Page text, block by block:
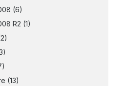
(6)
R2 (1)
(13)